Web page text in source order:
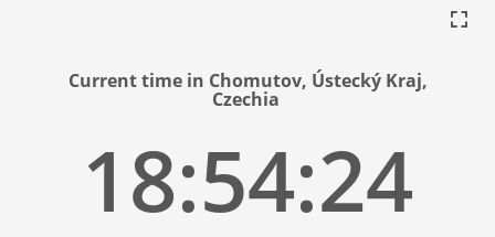
Current time in Chomutov, Ústecký Kraj,
Czechia
18:54:24